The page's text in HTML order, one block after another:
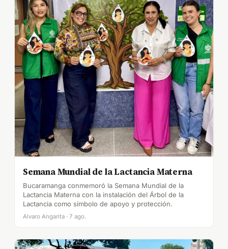
Semana Mundial de la Lactancia Materna
Bucaramanga conmemoró la Semana Mundial de la
Lactancia Materna con la instalación del Árbol de la
Lactancia como símbolo de apoyo y protección.
Alvaro Angarita · 7 ago.